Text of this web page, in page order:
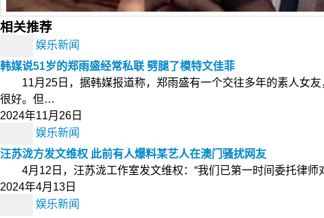
相关推荐
娱乐新闻
韩媒说51岁的郑雨盛经常私联 劈腿了模特文佳菲
11月25日，据韩媒报道称，郑雨盛有一个交往多年的素人女
很好。但…
2024年11月26日
娱乐新闻
汪苏泷方发文维权 此前有人爆料某艺人在澳门骚扰网友
4月12日，汪苏泷工作室发文维权：“我们已第一时间委托律师
2024年4月13日
娱乐新闻